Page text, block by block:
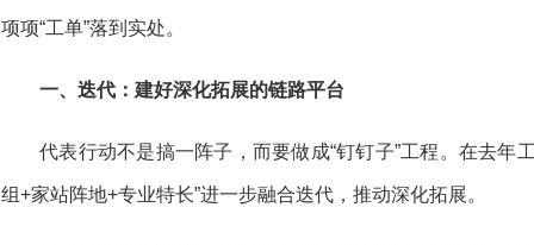
项项“工单”落到实处。
一、迭代：建好深化拓展的链路平台
代表行动不是搞一阵子，而要做成“钉钉子”工程。在去年
组+家站阵地+专业特长”进一步融合迭代，推动深化拓展。